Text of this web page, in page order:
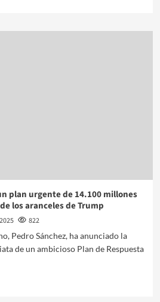
plan urgente de 14.100 millones
los aranceles de Trump
822
Pedro Sánchez, ha anunciado la
de un ambicioso Plan de Respuesta